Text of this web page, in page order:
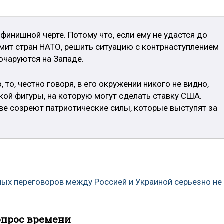
черте. Потому что, если ему не удастся до
стран НАТО, решить ситуацию с контрнаступлением
на Западе.
честно говоря, в его окружении никого не видно,
фигуры, на которую могут сделать ставку США.
созреют патриотические силы, которые выступят за
переговоров между Россией и Украиной серьезно не
времени